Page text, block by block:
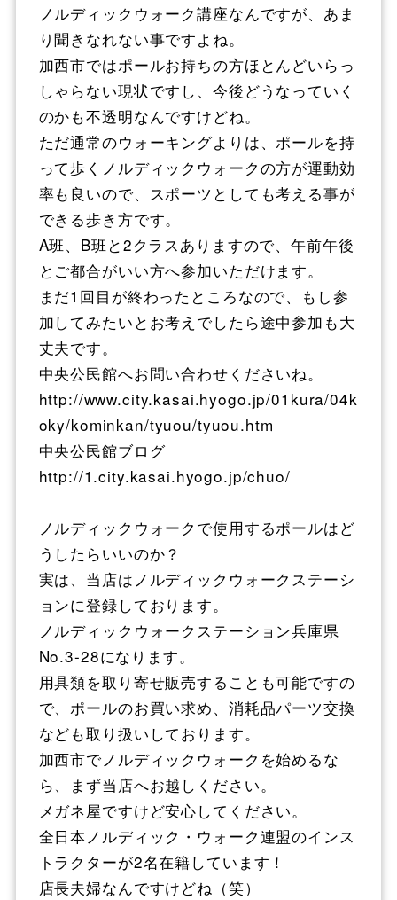
ノルディックウォーク講座なんですが、あま
り聞きなれない事ですよね。
加西市ではポールお持ちの方ほとんどいらっ
しゃらない現状ですし、今後どうなっていく
のかも不透明なんですけどね。
ただ通常のウォーキングよりは、ポールを持
って歩くノルディックウォークの方が運動効
率も良いので、スポーツとしても考える事が
できる歩き方です。
A班、B班と2クラスありますので、午前午後
とご都合がいい方へ参加いただけます。
まだ1回目が終わったところなので、もし参
加してみたいとお考えでしたら途中参加も大
丈夫です。
中央公民館へお問い合わせくださいね。
http://www.city.kasai.hyogo.jp/01kura/04k
oky/kominkan/tyuou/tyuou.htm
中央公民館ブログ
http://1.city.kasai.hyogo.jp/chuo/
ノルディックウォークで使用するポールはど
うしたらいいのか？
実は、当店はノルディックウォークステーシ
ョンに登録しております。
ノルディックウォークステーション兵庫県
No.3-28になります。
用具類を取り寄せ販売することも可能ですの
で、ポールのお買い求め、消耗品パーツ交換
なども取り扱いしております。
加西市でノルディックウォークを始めるな
ら、まず当店へお越しください。
メガネ屋ですけど安心してください。
全日本ノルディック・ウォーク連盟のインス
トラクターが2名在籍しています！
店長夫婦なんですけどね（笑）